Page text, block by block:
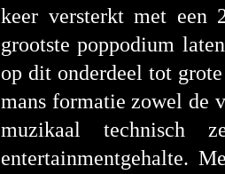
keer versterkt met een
grootste poppodium
op dit onderdeel tot
mans formatie zowel de
muzikaal technisch
entertainmentgehalte.